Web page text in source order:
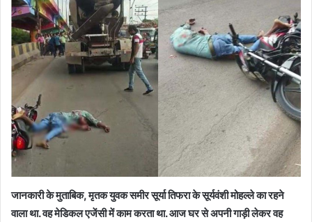
जानकारी के मुताबिक, मृतक युवक समीर सूर्या तिफरा के सूर्यवंशी मोहल्ले का रहने
वाला था. वह मेडिकल एजेंसी में काम करता था. आज घर से अपनी गाड़ी लेकर वह